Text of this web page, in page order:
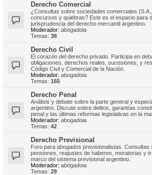
Derecho Comercial
¿Consultas sobre sociedades comerciales
concursos y quiebras? Este es el espacio para
jurisprudencia del derecho mercantil argentino.
Moderador: abogadoia
Temas: 38
Derecho Civil
El corazón del derecho privado. Participa en
obligaciones, derechos reales, sucesiones, y
Código Civil y Comercial de la Nación.
Moderador: abogadoia
Temas: 165
Derecho Penal
Análisis y debate sobre la parte general y
argentino. Discute sobre delitos, garantías
penal y las últimas reformas legislativas en la
Moderador: abogadoia
Temas: 42
Derecho Previsional
Foro para abogados previsionalistas. Consultas
pensiones, reajustes de haberes, moratorias y
marco del sistema previsional argentino.
Moderador: abogadoia
Temas: 29